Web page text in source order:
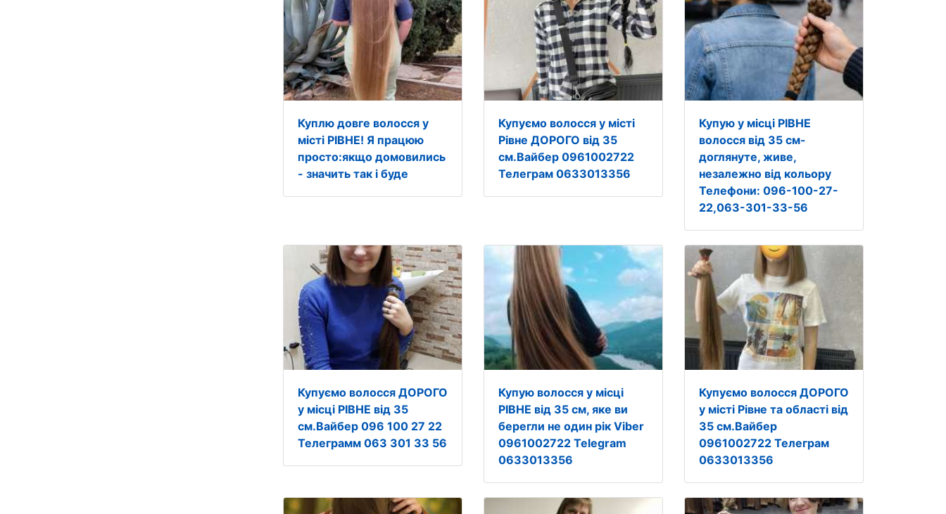
Куплю довге волосся у
місті РІВНЕ! Я працюю
просто:якщо домовились
- значить так і буде
Купуємо волосся у місті
Рівне ДОРОГО від 35
см.Вайбер 0961002722
Телеграм 0633013356
Купую у місці РІВНЕ
волосся від 35 см-
доглянуте, живе,
незалежно від кольору
Телефони: 096-100-27-
22,063-301-33-56
Купуємо волосся ДОРОГО
у місці РІВНЕ від 35
см.Вайбер 096 100 27 22
Телеграмм 063 301 33 56
Купую волосся у місці
РІВНЕ від 35 см, яке ви
берегли не один рік Viber
0961002722 Telegram
0633013356
Купуємо волосся ДОРОГО
у місті Рівне та області від
35 см.Вайбер
0961002722 Телеграм
0633013356